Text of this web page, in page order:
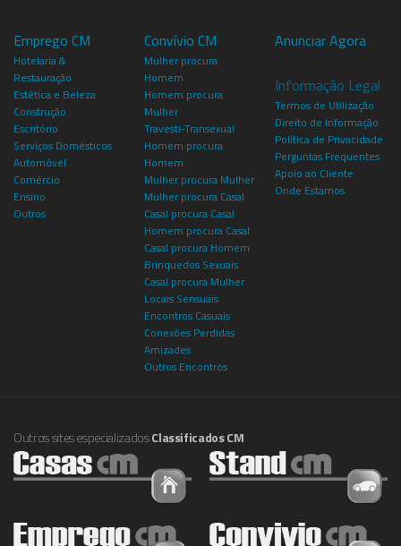
Emprego CM
Hotelaria &
Restauração
Estética e Beleza
Construção
Escritório
Serviços Domésticos
Automóvel
Comércio
Ensino
Outros
Convívio CM
Mulher procura
Homem
Homem procura
Mulher
Travesti-Transexual
Homem procura
Homem
Mulher procura Mulher
Mulher procura Casal
Casal procura Casal
Homem procura Casal
Casal procura Homem
Brinquedos Sexuais
Casal procura Mulher
Locais Sensuais
Encontros Casuais
Conexões Perdidas
Amizades
Outros Encontros
Anunciar Agora
Informação Legal
Termos de Utilização
Direito de Informação
Política de Privacidade
Perguntas Frequentes
Apoio ao Cliente
Onde Estamos
Outros sites especializadosClassificados CM